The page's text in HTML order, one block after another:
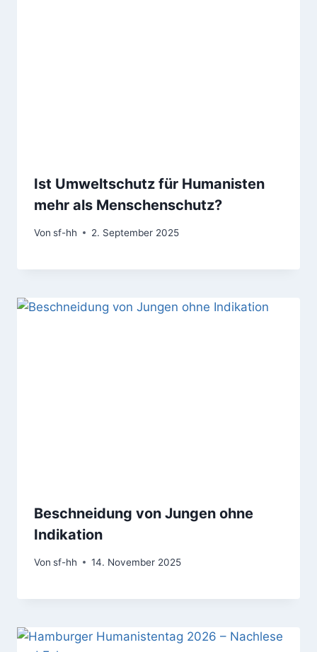
Ist Umweltschutz für Humanisten
mehr als Menschenschutz?
Von sf-hh 2. September 2025
Beschneidung von Jungen ohne
Indikation
Von sf-hh 14. November 2025